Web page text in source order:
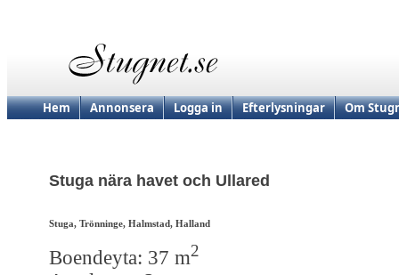
Hem Annonsera Logga in Efterlysningar Om
Stuga nära havet och Ullared
Stuga, Trönninge, Halmstad, Halland
Boendeyta: 37 m2